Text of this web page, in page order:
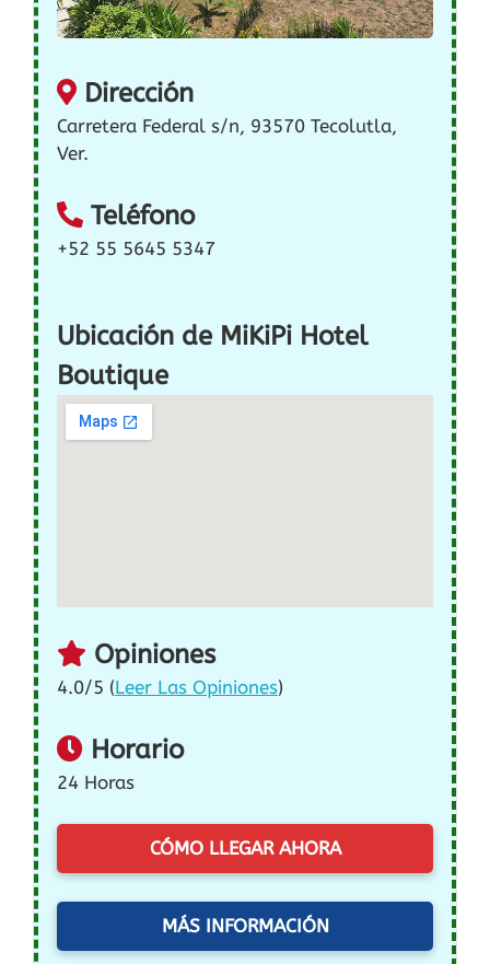
Dirección
Carretera Federal s/n, 93570 Tecolutla,
Ver.
Teléfono
+52 55 5645 5347
Ubicación de MiKiPi Hotel
Boutique
Opiniones
4.0/5 (Leer Las Opiniones)
Horario
24 Horas
CÓMO LLEGAR AHORA
MÁS INFORMACIÓN